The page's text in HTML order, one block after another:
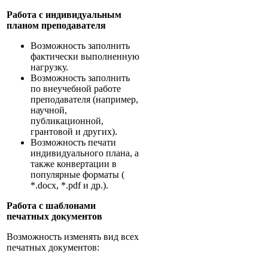
Работа с индивидуальным
планом преподавателя
Возможность заполнить
фактически выполненную
нагрузку.
Возможность заполнить
по внеучебной работе
преподавателя (например,
научной,
публикационной,
грантовой и других).
Возможность печати
индивидуального плана, а
также конвертации в
популярные форматы (
*.docx, *.pdf и др.).
Работа с шаблонами
печатных документов
Возможность изменять вид всех
печатных документов: